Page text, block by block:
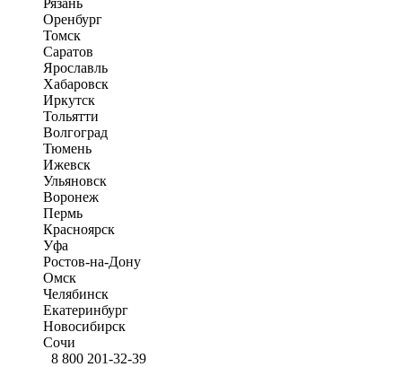
Рязань
Оренбург
Томск
Саратов
Ярославль
Хабаровск
Иркутск
Тольятти
Волгоград
Тюмень
Ижевск
Ульяновск
Воронеж
Пермь
Красноярск
Уфа
Ростов-на-Дону
Омск
Челябинск
Екатеринбург
Новосибирск
Сочи
8 800 201-32-39